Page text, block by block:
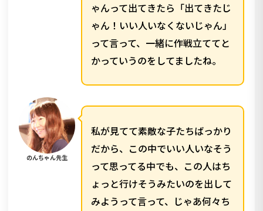
ゃんって出てきたら「出てきたじ
ゃん！いい人いなくないじゃん」
って言って、一緒に作戦立ててと
かっていうのをしてましたね。
のんちゃん先生
私が見てて素敵な子たちばっかり
だから、この中でいい人いなそう
って思ってる中でも、この人はち
ょっと行けそうみたいのを出して
みようって言って、じゃあ何々ち